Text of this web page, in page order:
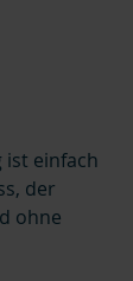
ist einfach
der
ohne